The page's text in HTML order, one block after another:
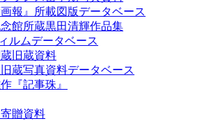
画報』所載図版データベース
館所蔵黒田清輝作品集
ルムデータベース
旧蔵資料
蔵写真資料データベース
『記事珠』
贈資料